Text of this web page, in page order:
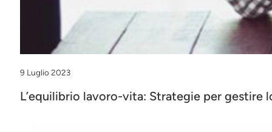
9 Luglio 2023
L’equilibrio lavoro-vita: Strategie per gestire